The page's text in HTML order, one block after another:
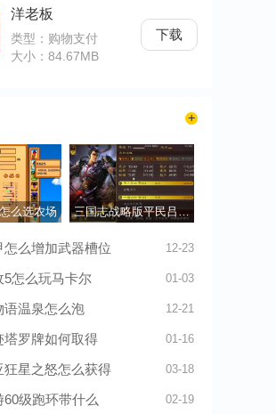
洋老板
类型：购物支付
大小：84.67MB
下载
么选农场 三国志战略版平民吕布配什么
怎么增加武器槽位 12-23
5怎么玩马卡尔 01-03
语温泉怎么泡 12-21
塔罗牌如何取得 01-16
狂星之怒怎么获得 03-18
60级跑环带什么 02-19